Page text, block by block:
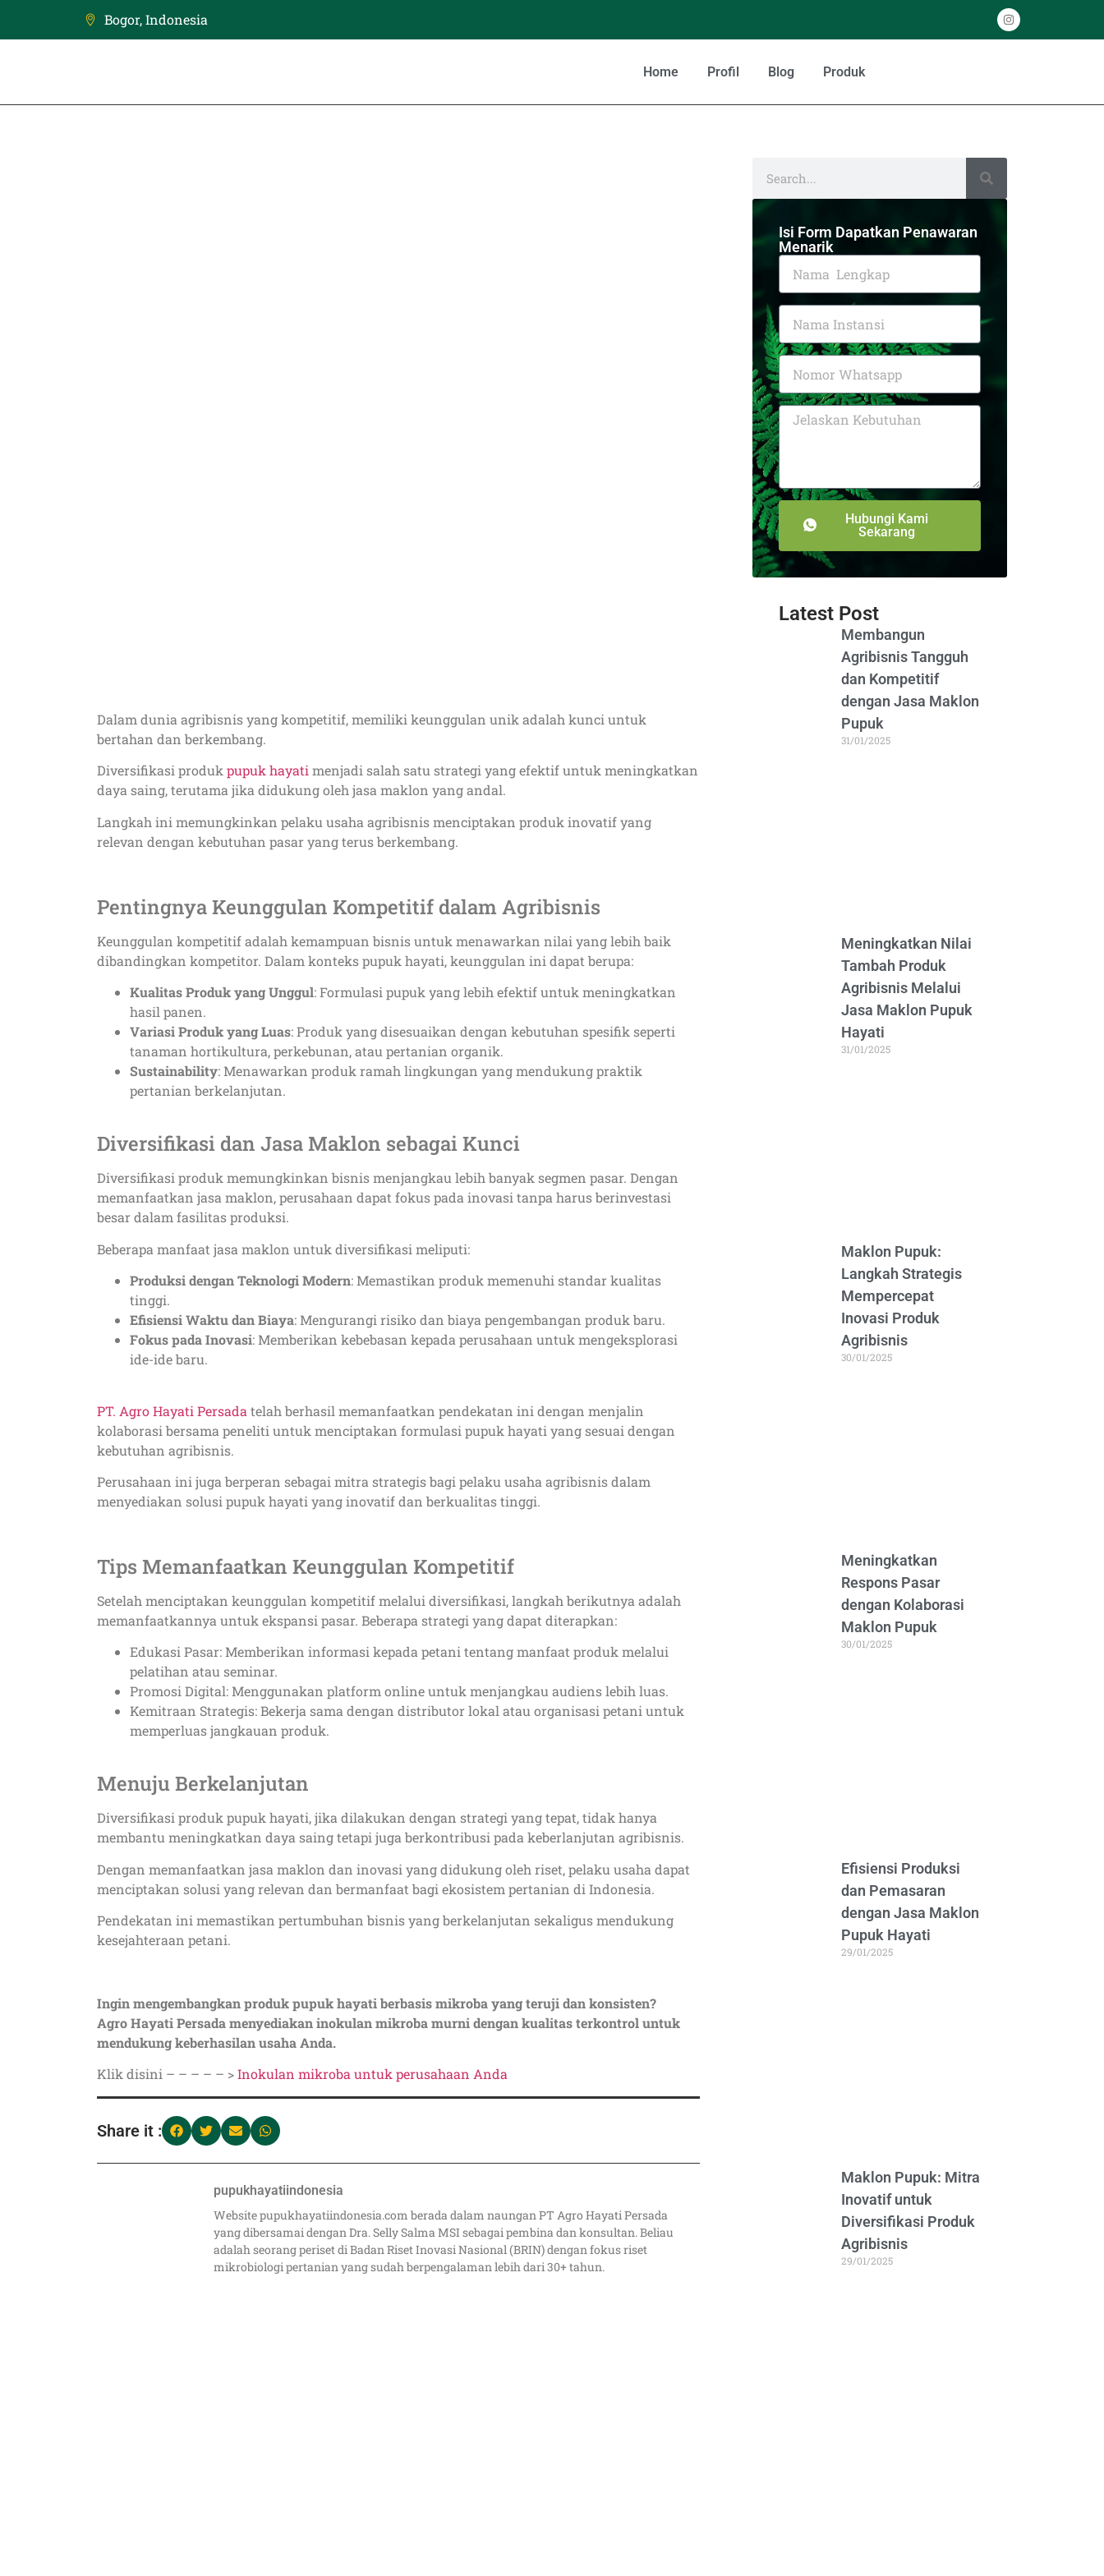
Bogor, Indonesia
Home Profil Blog Produk
Dalam dunia agribisnis yang kompetitif, memiliki keunggulan unik adalah kunci untuk
bertahan dan berkembang.
Diversifikasi produkpupuk hayatimenjadi salah satu strategi yang efektif untuk meningkatkan
daya saing, terutama jika didukung oleh jasa maklon yang andal.
Langkah ini memungkinkan pelaku usaha agribisnis menciptakan produk inovatif yang
relevan dengan kebutuhan pasar yang terus berkembang.
Pentingnya Keunggulan Kompetitif dalam Agribisnis
Keunggulan kompetitif adalah kemampuan bisnis untuk menawarkan nilai yang lebih baik
dibandingkan kompetitor. Dalam konteks pupuk hayati, keunggulan ini dapat berupa:
Kualitas Produk yang Unggul: Formulasi pupuk yang lebih efektif untuk meningkatkan
hasil panen.
Variasi Produk yang Luas: Produk yang disesuaikan dengan kebutuhan spesifik seperti
tanaman hortikultura, perkebunan, atau pertanian organik.
Sustainability: Menawarkan produk ramah lingkungan yang mendukung praktik
pertanian berkelanjutan.
Diversifikasi dan Jasa Maklon sebagai Kunci
Diversifikasi produk memungkinkan bisnis menjangkau lebih banyak segmen pasar. Dengan
memanfaatkan jasa maklon, perusahaan dapat fokus pada inovasi tanpa harus berinvestasi
besar dalam fasilitas produksi.
Beberapa manfaat jasa maklon untuk diversifikasi meliputi:
Produksi dengan Teknologi Modern: Memastikan produk memenuhi standar kualitas
tinggi.
Efisiensi Waktu dan Biaya: Mengurangi risiko dan biaya pengembangan produk baru.
Fokus pada Inovasi: Memberikan kebebasan kepada perusahaan untuk mengeksplorasi
ide-ide baru.
PT. Agro Hayati Persada telah berhasil memanfaatkan pendekatan ini dengan menjalin
kolaborasi bersama peneliti untuk menciptakan formulasi pupuk hayati yang sesuai dengan
kebutuhan agribisnis.
Perusahaan ini juga berperan sebagai mitra strategis bagi pelaku usaha agribisnis dalam
menyediakan solusi pupuk hayati yang inovatif dan berkualitas tinggi.
Tips Memanfaatkan Keunggulan Kompetitif
Setelah menciptakan keunggulan kompetitif melalui diversifikasi, langkah berikutnya adalah
memanfaatkannya untuk ekspansi pasar. Beberapa strategi yang dapat diterapkan:
Edukasi Pasar: Memberikan informasi kepada petani tentang manfaat produk melalui
pelatihan atau seminar.
Promosi Digital: Menggunakan platform online untuk menjangkau audiens lebih luas.
Kemitraan Strategis: Bekerja sama dengan distributor lokal atau organisasi petani untuk
memperluas jangkauan produk.
Menuju Berkelanjutan
Diversifikasi produk pupuk hayati, jika dilakukan dengan strategi yang tepat, tidak hanya
membantu meningkatkan daya saing tetapi juga berkontribusi pada keberlanjutan agribisnis.
Dengan memanfaatkan jasa maklon dan inovasi yang didukung oleh riset, pelaku usaha dapat
menciptakan solusi yang relevan dan bermanfaat bagi ekosistem pertanian di Indonesia.
Pendekatan ini memastikan pertumbuhan bisnis yang berkelanjutan sekaligus mendukung
kesejahteraan petani.
Ingin mengembangkan produk pupuk hayati berbasis mikroba yang teruji dan konsisten?
Agro Hayati Persada menyediakan inokulan mikroba murni dengan kualitas terkontrol untuk
mendukung keberhasilan usaha Anda.
Klik disini – – – – – >Inokulan mikroba untuk perusahaan Anda
Share it :
pupukhayatiindonesia
Website pupukhayatiindonesia.com berada dalam naungan PT Agro Hayati Persada
yang dibersamai dengan Dra. Selly Salma MSI sebagai pembina dan konsultan. Beliau
adalah seorang periset di Badan Riset Inovasi Nasional (BRIN) dengan fokus riset
mikrobiologi pertanian yang sudah berpengalaman lebih dari 30+ tahun.
Isi Form Dapatkan Penawaran
Menarik
Hubungi Kami
Sekarang
Latest Post
Membangun
Agribisnis Tangguh
dan Kompetitif
dengan Jasa Maklon
Pupuk
31/01/2025
Meningkatkan Nilai
Tambah Produk
Agribisnis Melalui
Jasa Maklon Pupuk
Hayati
31/01/2025
Maklon Pupuk:
Langkah Strategis
Mempercepat
Inovasi Produk
Agribisnis
30/01/2025
Meningkatkan
Respons Pasar
dengan Kolaborasi
Maklon Pupuk
30/01/2025
Efisiensi Produksi
dan Pemasaran
dengan Jasa Maklon
Pupuk Hayati
29/01/2025
Maklon Pupuk: Mitra
Inovatif untuk
Diversifikasi Produk
Agribisnis
29/01/2025